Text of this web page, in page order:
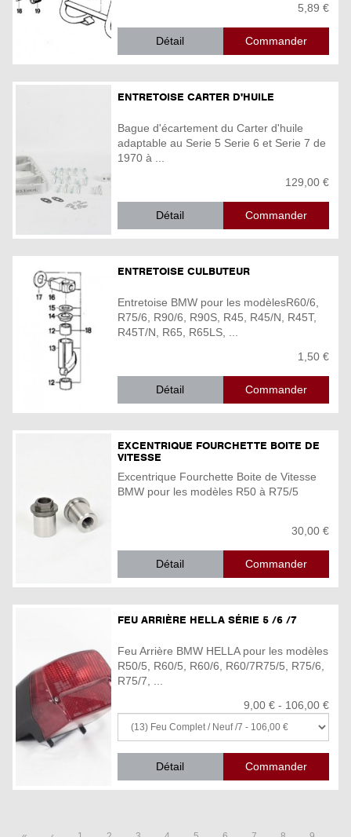
5,89 €
Détail
ENTRETOISE CARTER D'HUILE
Bague d'écartement du Carter d'huile
adaptable au Serie 5 Serie 6 et Serie 7 de
1970 à ...
129,00 €
Détail
ENTRETOISE CULBUTEUR
Entretoise BMW pour les modèlesR60/6,
R75/6, R90/6, R90S, R45, R45/N, R45T,
R45T/N, R65, R65LS, ...
1,50 €
Détail
EXCENTRIQUE FOURCHETTE BOITE DE
VITESSE
Excentrique Fourchette Boite de Vitesse
BMW pour les modèles R50 à R75/5
30,00 €
Détail
FEU ARRIÈRE HELLA SÉRIE 5 /6 /7
Feu Arrière BMW HELLA pour les modèles
R50/5, R60/5, R60/6, R60/7R75/5, R75/6,
R75/7, ...
9,00 € - 106,00 €
Détail